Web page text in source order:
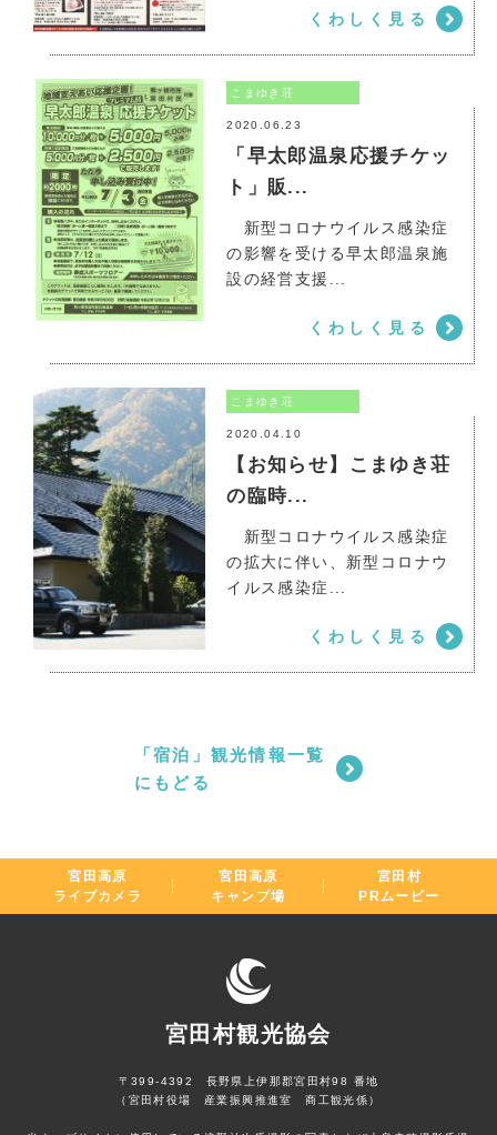
くわしく見る
こまゆき荘
こまゆき荘
2020.06.23
「早太郎温泉応援チケッ
ト」販...
新型コロナウイルス感染症
の影響を受ける早太郎温泉施
設の経営支援...
くわしく見る
こまゆき荘
こまゆき荘
2020.04.10
【お知らせ】こまゆき荘
の臨時...
新型コロナウイルス感染症
の拡大に伴い、新型コロナウ
イルス感染症...
くわしく見る
「宿泊」観光情報一覧
にもどる
宮田高原
ライブカメラ
宮田高原
キャンプ場
宮田村
PRムービー
宮田村観光協会
〒399-4392 長野県上伊那郡宮田村98 番地
（宮田村役場 産業振興推進室 商工観光係）